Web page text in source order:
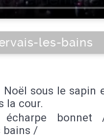
les-bains
Noël sous le sapin
la cour.
écharpe
bains /